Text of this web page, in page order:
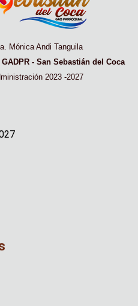
Mónica Andi Tanguila
GADPR - San Sebastián del Coca
2023 -2027